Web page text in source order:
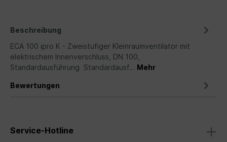
Beschreibung
ECA 100 ipro K - Zweistufiger Kleinraumventilator mit
elektrischem Innenverschluss, DN 100,
Standardausführung Standardausf… Mehr
Bewertungen
Service-Hotline